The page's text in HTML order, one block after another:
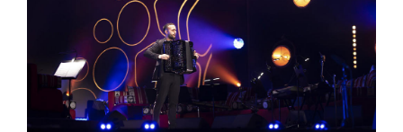
Промо бокс
Партнери
Контакт